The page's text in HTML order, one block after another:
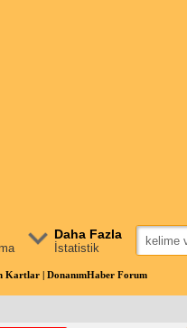
Daha Fazla
İstatistik
Kartlar | DonanımHaber Forum